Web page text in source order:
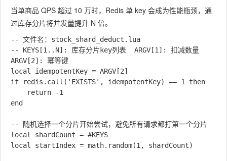
当单商品 QPS 超过 10 万时，Redis 单 key 会成为性能瓶颈，通
过库存分片将并发量提升 N 倍。
-- 文件名：stock_shard_deduct.lua
-- KEYS[1..N]: 库存分片key列表  ARGV[1]: 扣减数量
ARGV[2]: 幂等键
local idempotentKey = ARGV[2]
if redis.call('EXISTS', idempotentKey) == 1 then
end
-- 随机选择一个分片开始尝试，避免所有请求都打第一个分片
local shardCount = #KEYS
local startIndex = math.random(1, shardCount)